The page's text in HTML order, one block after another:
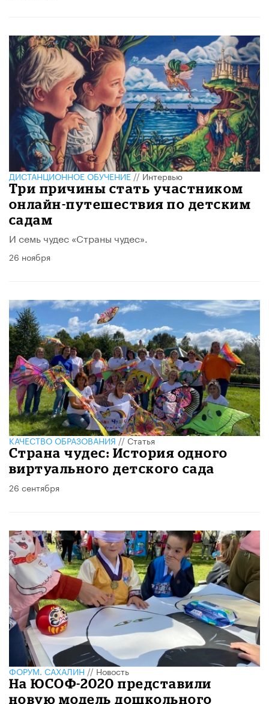
ДИСТАНЦИОННОЕ ОБУЧЕНИЕ//Интервью
Три причины стать участником
онлайн-путешествия по детским
садам
И семь чудес «Страны чудес».
26 ноября
КАЧЕСТВО ОБРАЗОВАНИЯ//Статья
​Страна чудес: История одного
виртуального детского сада
26 сентября
ФОРУМ. САХАЛИН//Новость
На ЮСОФ-2020 представили
новую модель дошкольного